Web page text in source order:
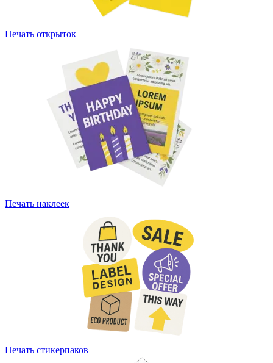
Печать открыток
Печать наклеек
Печать стикерпаков